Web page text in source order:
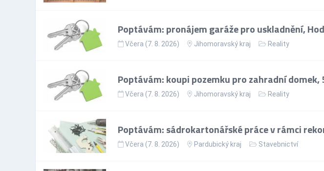
Poptávám: pronájem garáže pro uskladnění,
Včera (7. 8. 2026) Jihomoravský kraj Reality
Poptávám: koupi pozemku pro zahradní domek,
Včera (7. 8. 2026) Jihomoravský kraj Reality
Poptávám: sádrokartonářské práce v rámci
Včera (7. 8. 2026) Pardubický kraj Stavebnictví